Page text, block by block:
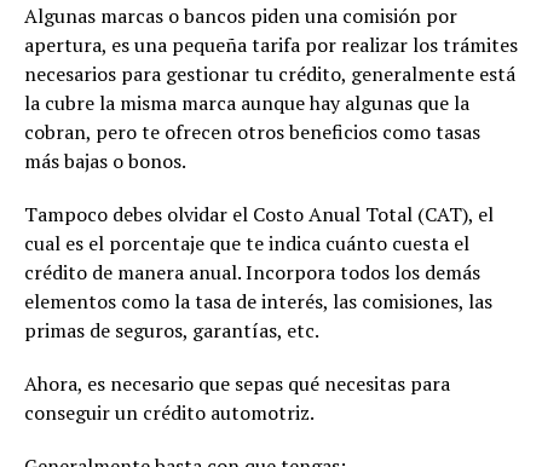
Algunas marcas o bancos piden una comisión por
apertura, es una pequeña tarifa por realizar los trámites
necesarios para gestionar tu crédito, generalmente está
la cubre la misma marca aunque hay algunas que la
cobran, pero te ofrecen otros beneficios como tasas
más bajas o bonos.
Tampoco debes olvidar el Costo Anual Total (CAT), el
cual es el porcentaje que te indica cuánto cuesta el
crédito de manera anual. Incorpora todos los demás
elementos como la tasa de interés, las comisiones, las
primas de seguros, garantías, etc.
Ahora, es necesario que sepas qué necesitas para
conseguir un crédito automotriz.